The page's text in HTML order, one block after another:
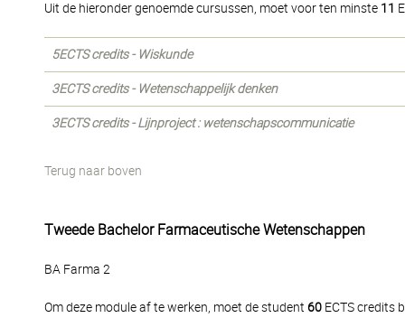
Uit de hieronder genoemde cursussen, moet voor ten minste 11
5ECTS credits - Wiskunde
3ECTS credits - Wetenschappelijk denken
3ECTS credits - Lijnproject : wetenschapscommunicatie
Terug naar boven
Tweede Bachelor Farmaceutische Wetenschappen
BA Farma 2
Om deze module af te werken, moet de student 60 ECTS credits